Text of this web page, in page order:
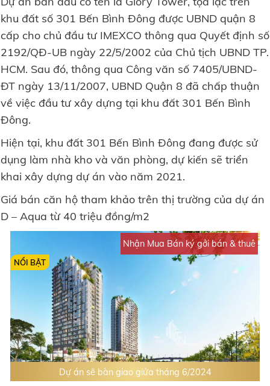
khu đất số 301 Bến Bình Đông được UBND quận 8
cấp cho chủ đầu tư IMEXCO thông qua Quyết định số
2192/QĐ-UB ngày 22/5/2002 của Chủ tịch UBND TP.
HCM. Sau đó, thông qua Công văn số 7405/UBND-
ĐT ngày 13/11/2007, UBND Quận 8 đã chấp thuận
về việc đầu tư xây dựng tại khu đất 301 Bến Bình
Đông.
Hiện tại, khu đất 301 Bến Bình Đông đang được sử
dụng làm nhà kho và văn phòng, dự kiến sẽ triển
khai xây dựng dự án vào năm 2021.
Giá bán căn hộ tham khảo trên thị trường của dự án
D – Aqua từ 40 triệu đồng/m2
Nhận Mua Bán ký gởi bán & thuê
Dự án sẽ bàn giao giửa tháng 6/2024
NỔI BẬT